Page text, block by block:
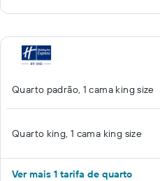
Quarto padrão, 1 cama king size
Quarto king, 1 cama king size
Ver mais 1 tarifa de quarto